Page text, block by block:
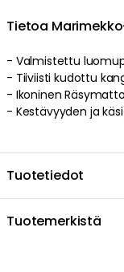
Tietoa
- Valmistettu
- Tiiviisti kudottu
- Ikoninen
- Kestävyyden ja
Tuotetiedot
Tuotemerkistä